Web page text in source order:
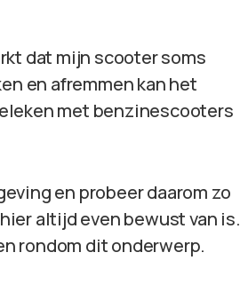
dat mijn scooter soms
en afremmen kan het
met benzinescooters
en probeer daarom zo
altijd even bewust van is.
rondom dit onderwerp.